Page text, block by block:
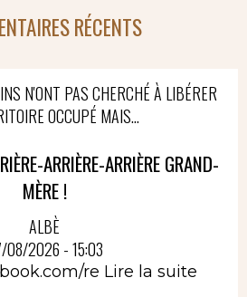
RÉCENTS
N'ONT PAS CHERCHÉ À LIBÉRER
OCCUPÉ MAIS...
ARRIÈRE-ARRIÈRE GRAND-
MÈRE !
ALBÈ
08/2026 - 15:03
re Lire la suite